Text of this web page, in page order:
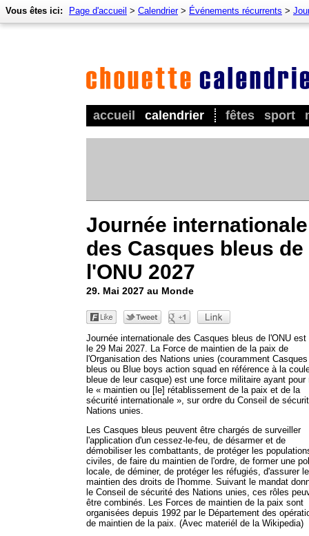
accueil calendrier fêtes sport
Vous êtes ici: Page d'accueil > Calendrier> Événements récurrents >
Journée internationale
des Casques bleus de
l'ONU 2027
29. Mai 2027 au Monde
Journée internationale des Casques bleus de l'ONU est
le 29 Mai 2027. La Force de maintien de la paix de
l'Organisation des Nations unies (couramment Casques
bleus ou Blue boys action squad en référence à la
bleue de leur casque) est une force militaire ayant pour
le « maintien ou [le] rétablissement de la paix et de la
sécurité internationale », sur ordre du Conseil de
Nations unies.
Les Casques bleus peuvent être chargés de surveiller
l'application d'un cessez-le-feu, de désarmer et de
démobiliser les combattants, de protéger les
civiles, de faire du maintien de l'ordre, de former une
locale, de déminer, de protéger les réfugiés, d'assurer le
maintien des droits de l'homme. Suivant le mandat
le Conseil de sécurité des Nations unies, ces rôles
être combinés. Les Forces de maintien de la paix sont
organisées depuis 1992 par le Département des
de maintien de la paix. (Avec materiél de la Wikipedia)